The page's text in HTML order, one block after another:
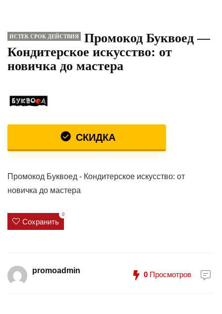
ИСТЕК СРОК ДЕЙСТВИЯ
Промокод Буквоед —
Кондитерское искусство: от
новичка до мастера
СКИДКА
Промокод Буквоед - Кондитерское искусство: от
новичка до мастера
Сохранить
0
promoadmin 0 Просмотров